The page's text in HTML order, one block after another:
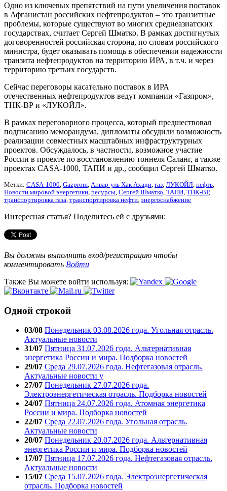
Одно из ключевых препятствий на пути увеличения поставок
в Афганистан российских нефтепродуктов – это транзитные
проблемы, которые существуют во многих среднеазиатских
государствах, считает Сергей Шматко. В рамках достигнутых
договоренностей российская сторона, по словам российского
министра, будет оказывать помощь в обеспечении надежности
транзита нефтепродуктов на территорию ИРА, в т.ч. и через
территорию третьих государств.
Сейчас переговоры касательно поставок в ИРА
отечественных нефтепродуктов ведут компании «Газпром»,
ТНК-ВР и «ЛУКОЙЛ».
В рамках переговорного процесса, который предшествовал
подписанию меморандума, дипломаты обсудили возможность
реализации совместных масштабных инфраструктурных
проектов. Обсуждалось, в частности, возможное участие
России в проекте по восстановлению тоннеля Саланг, а также
проектах CASA-1000, ТАПИ и др., сообщил Сергей Шматко.
Метки: CASA-1000, Gazprom, Анвар-уль Хак Ахади, газ, ЛУКОЙЛ, нефть,
Новости мировой энергетики, ресурсы, Сергей Шматко, ТАПИ, ТНК-ВР,
транспортировка газа, транспортировка нефти, энергоснабжение
Интересная статья? Поделитесь ей с друзьями:
Вы должны выполнить вход/регистрацию чтобы
комментировать Войти
Также Вы можете войти используя:
Одной строкой
03/08 Понедельник 03.08.2026 года. Угольная отрасль.
Актуальные новости
31/07 Пятница 31.07.2026 года. Альтернативная
энергетика России и мира. Подборка новостей
29/07 Среда 29.07.2026 года. Нефтегазовая отрасль.
Актуальные новости у
27/07 Понедельник 27.07.2026 года.
Электроэнергетическая отрасль. Подборка новостей
24/07 Пятница 24.07.2026 года. Атомная энергетика
России и мира. Подборка новостей
22/07 Среда 22.07.2026 года. Угольная отрасль.
Актуальные новости
20/07 Понедельник 20.07.2026 года. Альтернативная
энергетика России и мира. Подборка новостей
17/07 Пятница 17.07.2026 года. Нефтегазовая отрасль.
Актуальные новости
15/07 Среда 15.07.2026 года. Электроэнергетическая
отрасль. Подборка новостей